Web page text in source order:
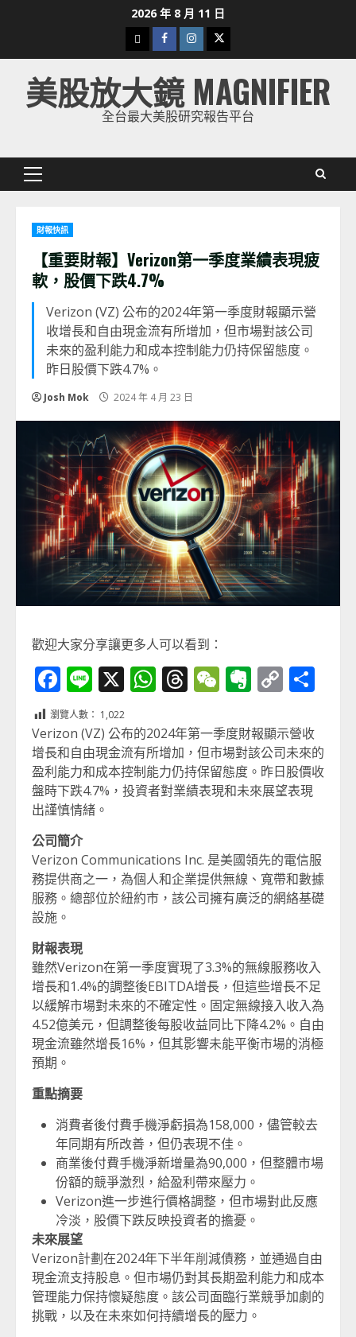
2026 年 8 月 11 日
下
載
美
股
Facebook
Instagram
Twitter
美股放大鏡 MAGNIFIER
全台最大美股研究報告平台
Primary
財報快訊
【重要財報】Verizon第一季度業績表現疲
軟，股價下跌4.7%
Verizon (VZ) 公布的2024年第一季度財報顯示營
收增長和自由現金流有所增加，但市場對該公司
未來的盈利能力和成本控制能力仍持保留態度。
昨日股價下跌4.7%。
Josh Mok 2024 年 4 月 23 日
歡迎大家分享讓更多人可以看到：
Facebook
Line
X WhatsApp
Threads
WeChat
Evernote
Copy
瀏覽人數： 1,022
Verizon (VZ) 公布的2024年第一季度財報顯示營收
增長和自由現金流有所增加，但市場對該公司未來的
盈利能力和成本控制能力仍持保留態度。昨日股價收
盤時下跌4.7%，投資者對業績表現和未來展望表現
出謹慎情緒。
公司簡介
Verizon Communications Inc. 是美國領先的電信服
務提供商之一，為個人和企業提供無線、寬帶和數據
服務。總部位於紐約市，該公司擁有廣泛的網絡基礎
設施。
財報表現
雖然Verizon在第一季度實現了3.3%的無線服務收入
增長和1.4%的調整後EBITDA增長，但這些增長不足
以緩解市場對未來的不確定性。固定無線接入收入為
4.52億美元，但調整後每股收益同比下降4.2%。自由
現金流雖然增長16%，但其影響未能平衡市場的消極
預期。
重點摘要
消費者後付費手機淨虧損為158,000，儘管較去
年同期有所改善，但仍表現不佳。
商業後付費手機淨新增量為90,000，但整體市場
份額的競爭激烈，給盈利帶來壓力。
Verizon進一步進行價格調整，但市場對此反應
冷淡，股價下跌反映投資者的擔憂。
未來展望
Verizon計劃在2024年下半年削減債務，並通過自由
現金流支持股息。但市場仍對其長期盈利能力和成本
管理能力保持懷疑態度。該公司面臨行業競爭加劇的
挑戰，以及在未來如何持續增長的壓力。